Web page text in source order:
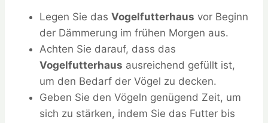
Legen Sie das Vogelfutterhaus vor Beginn
der Dämmerung im frühen Morgen aus.
Achten Sie darauf, dass das
Vogelfutterhaus ausreichend gefüllt ist,
um den Bedarf der Vögel zu decken.
Geben Sie den Vögeln genügend Zeit, um
sich zu stärken, indem Sie das Futter bis